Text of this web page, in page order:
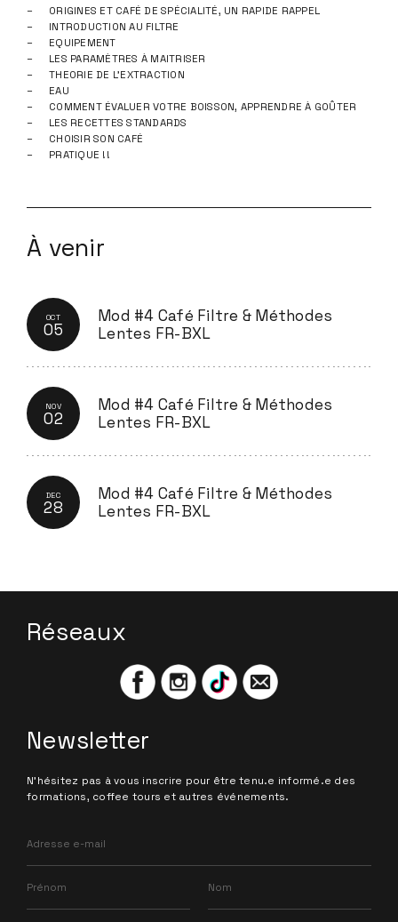
ORIGINES ET CAFÉ DE SPÉCIALITÉ, UN RAPIDE RAPPEL
INTRODUCTION AU FILTRE
EQUIPEMENT
LES PARAMÈTRES À MAITRISER
THEORIE DE L’EXTRACTION
EAU
COMMENT ÉVALUER VOTRE BOISSON, APPRENDRE À GOÛTER
LES RECETTES STANDARDS
CHOISIR SON CAFÉ
PRATIQUE !!
À venir
OCT
05
Mod #4 Café Filtre & Méthodes
Lentes FR-BXL
NOV
02
Mod #4 Café Filtre & Méthodes
Lentes FR-BXL
DEC
28
Mod #4 Café Filtre & Méthodes
Lentes FR-BXL
Réseaux
Newsletter
N'hésitez pas à vous inscrire pour être tenu.e informé.e des
formations, coffee tours et autres événements.